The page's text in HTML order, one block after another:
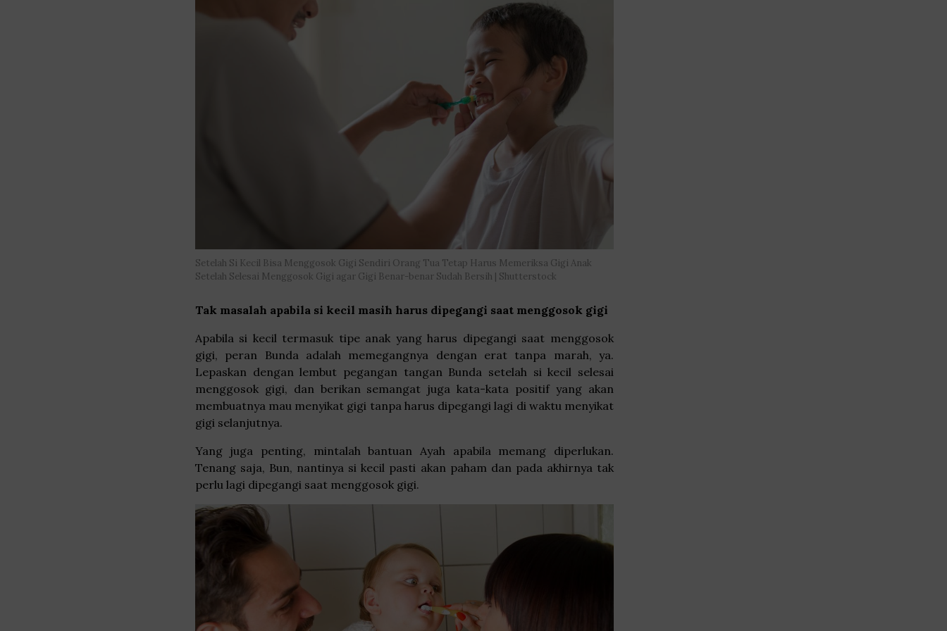
Setelah Si Kecil Bisa Menggosok Gigi Sendiri Orang Tua Tetap Harus Memeriksa Gigi Anak
Setelah Selesai Menggosok Gigi agar Gigi Benar-benar Sudah Bersih | Shutterstock
Tak masalah apabila si kecil masih harus dipegangi saat menggosok gigi
Apabila si kecil termasuk tipe anak yang harus dipegangi saat menggosok
gigi, peran Bunda adalah memegangnya dengan erat tanpa marah, ya.
Lepaskan dengan lembut pegangan tangan Bunda setelah si kecil selesai
menggosok gigi, dan berikan semangat juga kata-kata positif yang akan
membuatnya mau menyikat gigi tanpa harus dipegangi lagi di waktu menyikat
gigi selanjutnya.
Yang juga penting, mintalah bantuan Ayah apabila memang diperlukan.
Tenang saja, Bun, nantinya si kecil pasti akan paham dan pada akhirnya tak
perlu lagi dipegangi saat menggosok gigi.